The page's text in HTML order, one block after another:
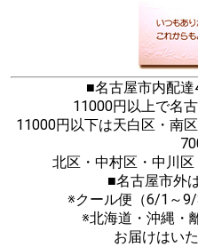
■名古屋市内配
11000円以上で名
11000円以下は天白区・南
北区・中村区・中川
■名古屋市外
※クール便（6/1～9/
※北海道・沖縄・
お届けはい